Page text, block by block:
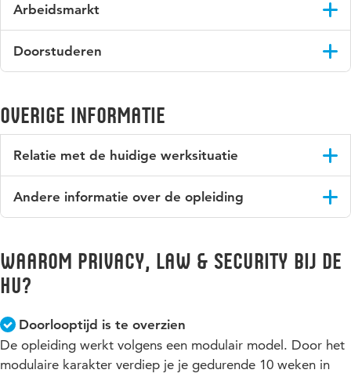
over de benodigde theoretische kennis en vaardigheden om
jouw bedrijf van een security advies te kunnen voorzien.
Arbeidsmarkt
ervoor dat je voorbereid bent op de vraagstukken die zich
voordoen.
Doorstuderen
Overige informatie
Relatie met de huidige werksituatie
gekoppeld. Dit maakt de studie bijzonder effectief en levert
voordelen op voor jou en je organisatie. Wel is een relevante
opdoen van kennis en delen van praktijkervaringen.
Andere informatie over de opleiding
deze vierjarige opleiding volgen.
Waarom Privacy, Law & Security bij de
HU?
Doorlooptijd is te overzien
De opleiding werkt volgens een modulair model. Door het
modulaire karakter verdiep je je gedurende 10 weken in